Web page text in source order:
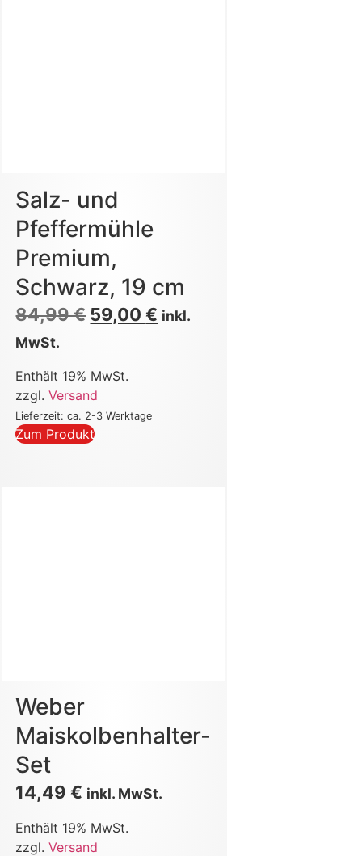
Salz- und
Pfeffermühle
Premium,
Schwarz, 19 cm
84,99€ 59,00€ inkl.
MwSt.
Enthält 19% MwSt.
zzgl.Versand
Lieferzeit: ca. 2-3 Werktage
Zum Produkt
Weber
Maiskolbenhalter-
Set
14,49€ inkl. MwSt.
Enthält 19% MwSt.
zzgl.Versand